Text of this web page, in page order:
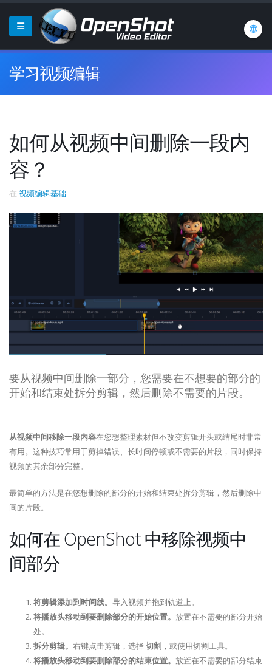
学习视频编辑
如何从视频中间删除一段内
容？
在 视频编辑基础
要从视频中间删除一部分，您需要在不想要的部分的
开始和结束处拆分剪辑，然后删除不需要的片段。
从视频中间移除一段内容在您想整理素材但不改变剪辑开头或结尾时非常
有用。这种技巧常用于剪掉错误、长时间停顿或不需要的片段，同时保持
视频的其余部分完整。
最简单的方法是在您想删除的部分的开始和结束处拆分剪辑，然后删除中
间的片段。
如何在 OpenShot 中移除视频中
间部分
将剪辑添加到时间线。 导入视频并拖到轨道上。
将播放头移动到要删除部分的开始位置。 放置在不需要的部分开始
处。
拆分剪辑。 右键点击剪辑，选择 切割 ，或使用切割工具。
将播放头移动到要删除部分的结束位置。 放置在不需要的部分结束